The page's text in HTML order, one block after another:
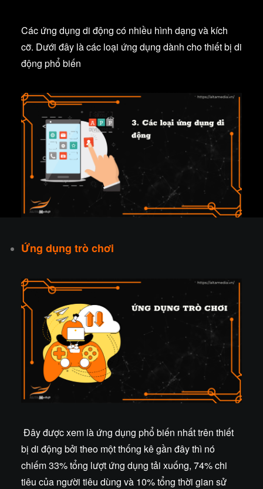
Các ứng dụng di động có nhiều hình dạng và kích
cỡ. Dưới đây là các loại ứng dụng dành cho thiết bị di
động phổ biến
Ứng dụng trò chơi
Đây được xem là ứng dụng phổ biến nhất trên thiết
bị di động bởi theo một thống kê gần đây thì nó
chiếm 33% tổng lượt ứng dụng tải xuống, 74% chi
tiêu của người tiêu dùng và 10% tổng thời gian sử